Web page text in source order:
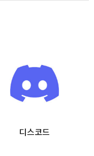
디스코드